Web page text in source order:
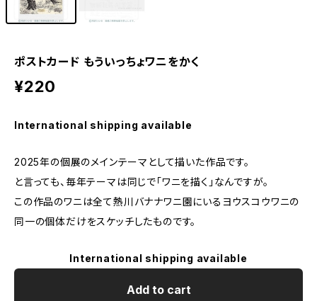
ポストカード もういっちょワニをかく
¥220
International shipping available
2025年の個展のメインテーマとして描いた作品です。
と言っても、毎年テーマは同じで「ワニを描く」なんですが。
この作品のワニは全て熱川バナナワニ園にいるヨウスコウワニの
同一の個体だけをスケッチしたものです。
International shipping available
Add to cart